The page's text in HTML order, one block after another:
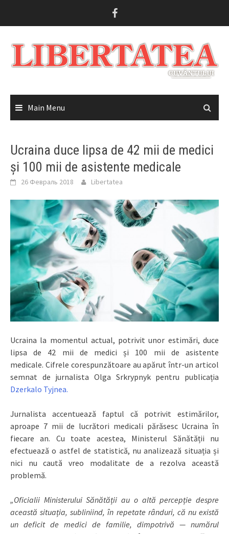
Main Menu
Ucraina duce lipsa de 42 mii de medici
și 100 mii de asistente medicale
26 Февраль 2018 Libertatea
Ucraina la momentul actual, potrivit unor estimări, duce
lipsa de 42 mii de medici și 100 mii de asistente
medicale. Cifrele corespunzătoare au apărut într-un articol
semnat de jurnalista Olga Srkrypnyk pentru publicația
Dzerkalo Tyjnea.
Jurnalista accentuează faptul că potrivit estimărilor,
aproape 7 mii de lucrători medicali părăsesc Ucraina în
fiecare an. Cu toate acestea, Ministerul Sănătății nu
efectuează o astfel de statistică, nu analizează situația și
nici nu caută vreo modalitate de a rezolva această
problemă.
„Oficialii Ministerului Sănătății au o altă percepție despre
această situația, subliniind, în repetate rânduri, că nu există
un deficit de medici de familie, dimpotrivă — numărul